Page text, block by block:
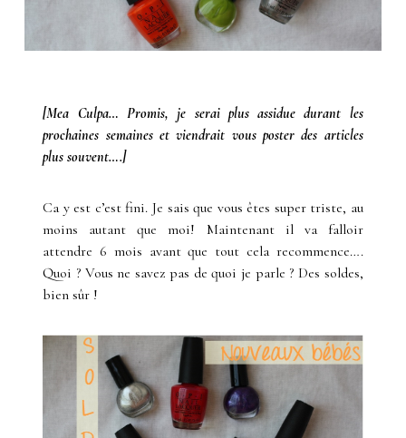
[Mea Culpa… Promis, je serai plus assidue durant les
prochaines semaines et viendrait vous poster des articles
plus souvent….]
Ca y est c’est fini. Je sais que vous êtes super triste, au
moins autant que moi! Maintenant il va falloir
attendre 6 mois avant que tout cela recommence….
Quoi ? Vous ne savez pas de quoi je parle ? Des soldes,
bien sûr !